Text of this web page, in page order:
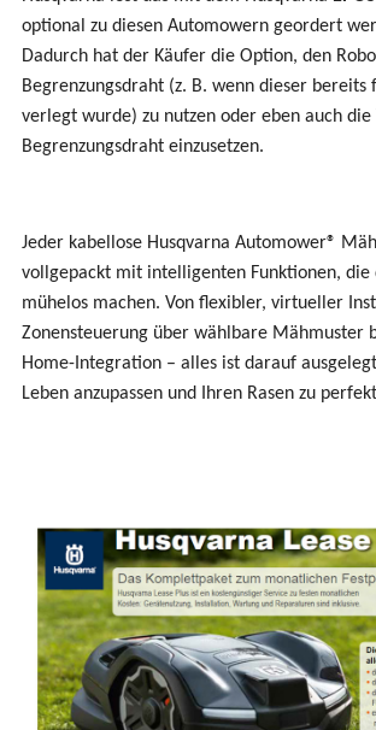
optional zu diesen Automowern geordert
Dadurch hat der Käufer die Option, den
Begrenzungsdraht (z. B. wenn dieser bereits
verlegt wurde) zu nutzen oder eben auch die
Begrenzungsdraht einzusetzen.
Jeder kabellose Husqvarna Automower®
vollgepackt mit intelligenten Funktionen, die
mühelos machen. Von flexibler, virtueller
Zonensteuerung über wählbare Mähmuster
Home-Integration – alles ist darauf
Leben anzupassen und Ihren Rasen zu